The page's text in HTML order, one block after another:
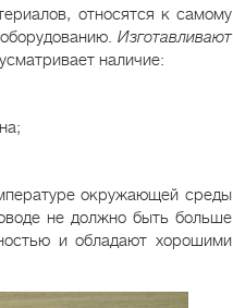
относятся к самому
Изготавливают
наличие:
окружающей среды
не должно быть больше
и обладают хорошими